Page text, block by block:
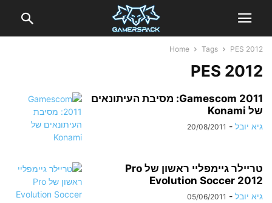
Home Tags PES 2012
PES 2012
Gamescom 2011: מסיבת העיתונאים
של Konami
גיא יובל -
20/08/2011
טריילר גיימפליי ראשון של Pro
Evolution Soccer 2012
גיא יובל -
05/06/2011